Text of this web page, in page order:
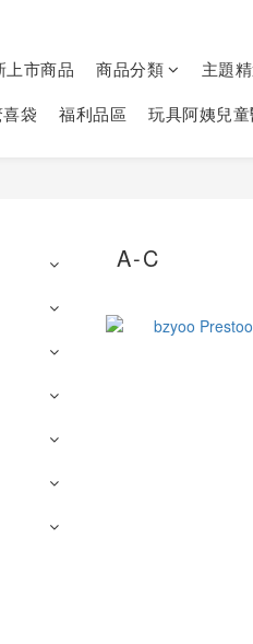
上市商品 商品分類
主題
袋 福利品區 玩具阿姨兒
A-C